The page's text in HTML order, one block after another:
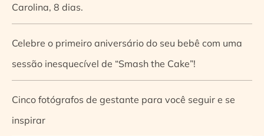
Carolina, 8 dias.
Celebre o primeiro aniversário do seu bebê com uma
sessão inesquecível de “Smash the Cake”!
Cinco fotógrafos de gestante para você seguir e se
inspirar